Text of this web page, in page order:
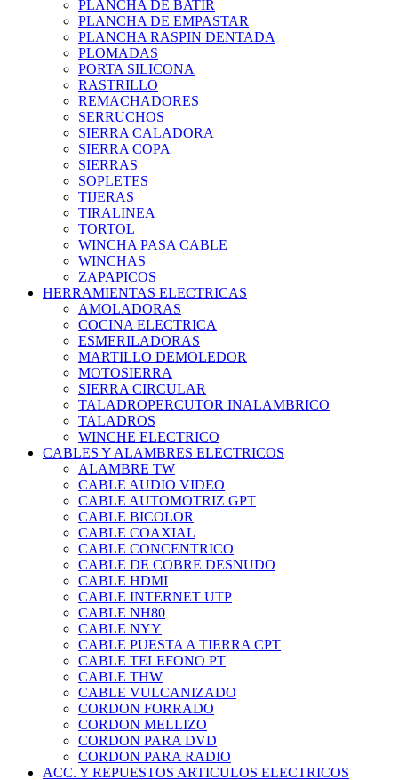
PLANCHA DE BATIR
PLANCHA DE EMPASTAR
PLANCHA RASPIN DENTADA
PLOMADAS
PORTA SILICONA
RASTRILLO
REMACHADORES
SERRUCHOS
SIERRA CALADORA
SIERRA COPA
SIERRAS
SOPLETES
TIJERAS
TIRALINEA
TORTOL
WINCHA PASA CABLE
WINCHAS
ZAPAPICOS
HERRAMIENTAS ELECTRICAS
AMOLADORAS
COCINA ELECTRICA
ESMERILADORAS
MARTILLO DEMOLEDOR
MOTOSIERRA
SIERRA CIRCULAR
TALADROPERCUTOR INALAMBRICO
TALADROS
WINCHE ELECTRICO
CABLES Y ALAMBRES ELECTRICOS
ALAMBRE TW
CABLE AUDIO VIDEO
CABLE AUTOMOTRIZ GPT
CABLE BICOLOR
CABLE COAXIAL
CABLE CONCENTRICO
CABLE DE COBRE DESNUDO
CABLE HDMI
CABLE INTERNET UTP
CABLE NH80
CABLE NYY
CABLE PUESTA A TIERRA CPT
CABLE TELEFONO PT
CABLE THW
CABLE VULCANIZADO
CORDON FORRADO
CORDON MELLIZO
CORDON PARA DVD
CORDON PARA RADIO
ACC. Y REPUESTOS ARTICULOS ELECTRICOS